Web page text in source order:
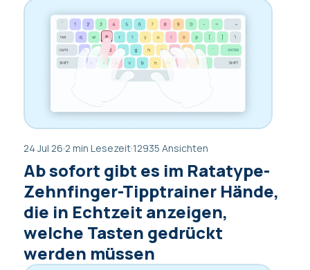
24 Jul 26·2 min Lesezeit·12935 Ansichten
Ab sofort gibt es im Ratatype-
Zehnfinger-Tipptrainer Hände,
die in Echtzeit anzeigen,
welche Tasten gedrückt
werden müssen